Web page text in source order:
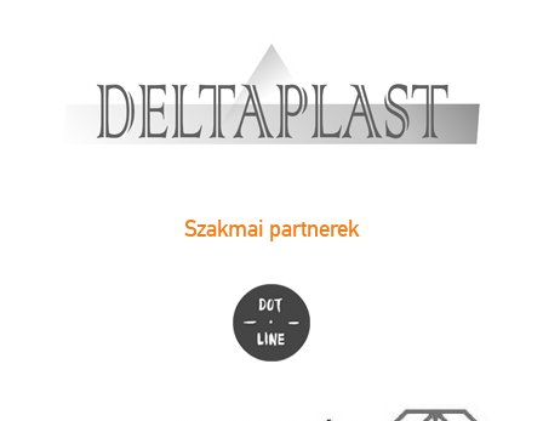
Szakmai partnerek